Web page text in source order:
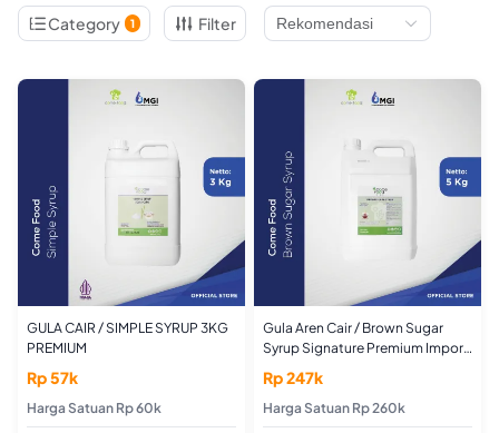
Category 1 Filter
GULA CAIR / SIMPLE SYRUP 3KG
PREMIUM
Rp 57k
Harga Satuan Rp 60k
Gula Aren Cair / Brown Sugar
Syrup Signature Premium Import
Rp 247k
Harga Satuan Rp 260k